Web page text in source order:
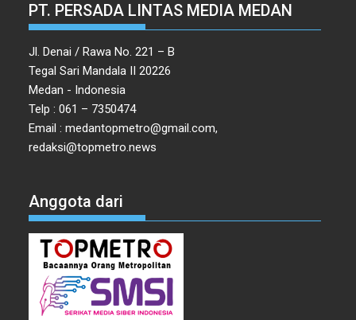
PT. PERSADA LINTAS MEDIA MEDAN
Jl. Denai / Rawa No. 221 – B
Tegal Sari Mandala II 20226
Medan - Indonesia
Telp : 061 – 7350474
Email : medantopmetro@gmail.com,
redaksi@topmetro.news
Anggota dari